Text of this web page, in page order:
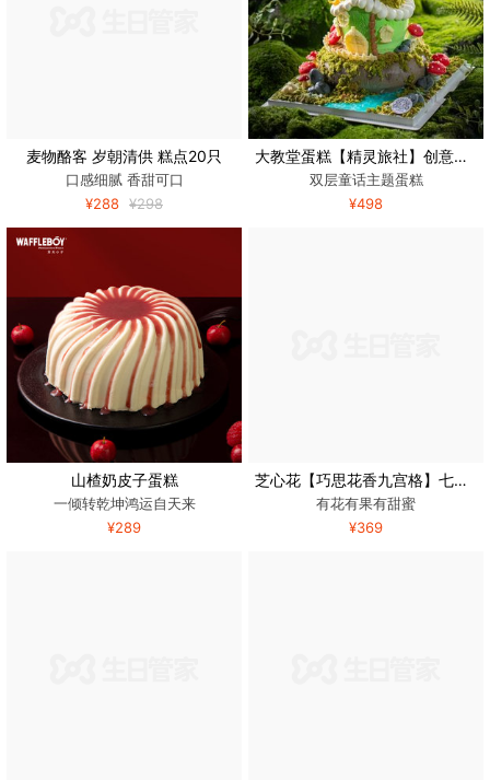
麦物酪客 岁朝清供 糕点20只
口感细腻 香甜可口
¥288 ¥298
大教堂蛋糕【精灵旅社】创意芝士奶油艺术生日蛋糕北京同城配送
双层童话主题蛋糕
¥498
山楂奶皮子蛋糕
一倾转乾坤鸿运自天来
¥289
芝心花【巧思花香九宫格】七夕情人节草莓巧克力生日蛋糕北京同城
有花有果有甜蜜
¥369